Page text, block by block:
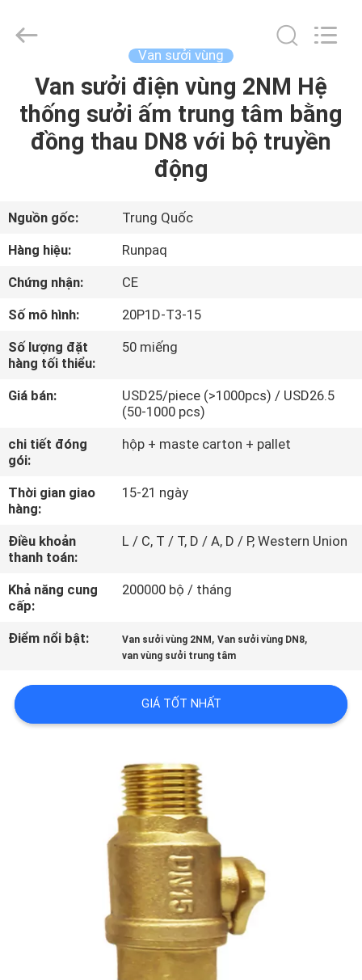
TRANG
CHỦ
PHẨM
VỀ
TÔI
THAM
QUAN
NHÀ
MÁY
KIỂM
SOÁT
CHẤT
LƯỢNG
LIÊN
CHÚNG
TÔI
Technology
Van sưởi vùng
Van sưởi điện vùng 2NM Hệ
thống sưởi ấm trung tâm bằng
đồng thau DN8 với bộ truyền
động
Nguồn gốc:
Trung Quốc
Hàng hiệu:
Runpaq
Chứng nhận:
CE
Số mô hình:
20P1D-T3-15
Số lượng đặt
hàng tối thiểu:
50 miếng
Giá bán:
USD25/piece (>1000pcs) / USD26.5
(50-1000 pcs)
chi tiết đóng
gói:
hộp + maste carton + pallet
Thời gian giao
hàng:
15-21 ngày
Điều khoản
thanh toán:
L / C, T / T, D / A, D / P, Western Union
Khả năng cung
cấp:
200000 bộ / tháng
Điểm nổi bật: Van sưởi vùng 2NM ,Van sưởi vùng DN8,
van vùng sưởi trung tâm
GIÁ TỐT NHẤT